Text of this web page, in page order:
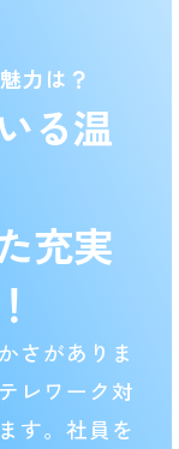
力は？
る温
充実
さがありま
レワーク対
す。社員を